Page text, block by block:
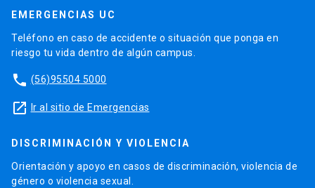
EMERGENCIAS UC
Teléfono en caso de accidente o situación que ponga en
riesgo tu vida dentro de algún campus.
phone (56)95504 5000
launch Ir al sitio de Emergencias
DISCRIMINACIÓN Y VIOLENCIA
Orientación y apoyo en casos de discriminación, violencia de
género o violencia sexual.